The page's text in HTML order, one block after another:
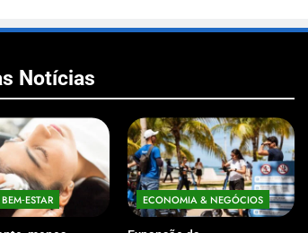
Notícias
ECONOMIA & NEGÓCIOS